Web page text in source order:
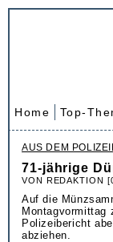
Home Top-
AUS DEM
71-jährige
VON REDAKTION
Auf die
Montagvormittag
Polizeibericht
abziehen.